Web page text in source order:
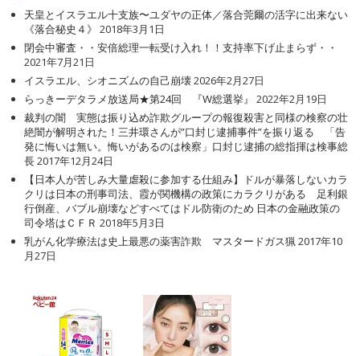
天皇とイスラエル十支族〜ユダヤの正体／落合莞爾の活字に出来ない
《落合秘史４》 2018年3月1日
閉会中審査・・安倍総理一転受け入れ！！支持率下げ止まらず・・
2021年7月21日
イスラエル、シオニズムの自己崩壊2026年2月27日
らっきーデタラメ放送局★第24回 『W総選挙』
2022年2月19日
裁判の闇 実態は振り込め詐欺グループの報復殺害と同様の検察の壮
絶闇が解明された！三井環さんが”口封じ逮捕事件”を振り返る 「告
発に悔いは無い。悔いがあるのは検察」口封じ逮捕の総指揮は検事総
長2017年12月24日
【日本人が苦しみ大量虐殺に参加する仕組み】ドルが暴落しないカラ
クリは日本の刑事司法、霞が関機構の政策にカラクリがある 足利銀
行倒産、バブル崩壊などすべてはドル防衛のため 日本の金融政策の
司令塔はＣＦＲ 2018年5月3日
乳がん化学療法は史上最悪の薬害詐欺 マスタードガス猟 2017年10
月27日